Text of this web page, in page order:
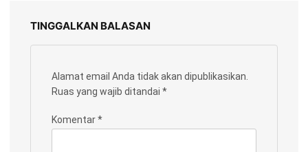
TINGGALKAN BALASAN
Alamat email Anda tidak akan dipublikasikan.
Ruas yang wajib ditandai *
Komentar*